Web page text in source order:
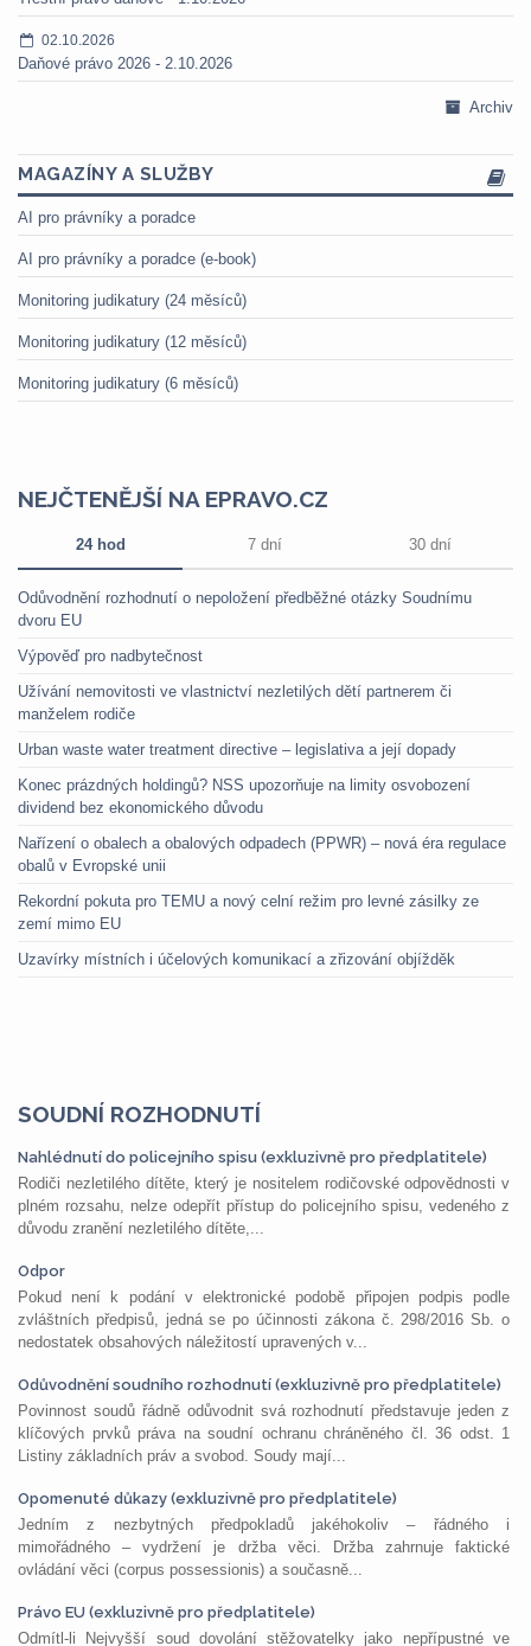
02.10.2026
Daňové právo 2026 - 2.10.2026
Archiv
MAGAZÍNY A SLUŽBY
AI pro právníky a poradce
AI pro právníky a poradce (e-book)
Monitoring judikatury (24 měsíců)
Monitoring judikatury (12 měsíců)
Monitoring judikatury (6 měsíců)
NEJČTENĚJŠÍ NA EPRAVO.CZ
24 hod 7 dní 30 dní
Odůvodnění rozhodnutí o nepoložení předběžné otázky Soudnímu
dvoru EU
Výpověď pro nadbytečnost
Užívání nemovitosti ve vlastnictví nezletilých dětí partnerem či
manželem rodiče
Urban waste water treatment directive – legislativa a její dopady
Konec prázdných holdingů? NSS upozorňuje na limity osvobození
dividend bez ekonomického důvodu
Nařízení o obalech a obalových odpadech (PPWR) – nová éra regulace
obalů v Evropské unii
Rekordní pokuta pro TEMU a nový celní režim pro levné zásilky ze
zemí mimo EU
Uzavírky místních i účelových komunikací a zřizování objížděk
SOUDNÍ ROZHODNUTÍ
Nahlédnutí do policejního spisu (exkluzivně pro předplatitele)
Rodiči nezletilého dítěte, který je nositelem rodičovské odpovědnosti v
plném rozsahu, nelze odepřít přístup do policejního spisu, vedeného z
důvodu zranění nezletilého dítěte,...
Odpor
Pokud není k podání v elektronické podobě připojen podpis podle
zvláštních předpisů, jedná se po účinnosti zákona č. 298/2016 Sb. o
nedostatek obsahových náležitostí upravených v...
Odůvodnění soudního rozhodnutí (exkluzivně pro předplatitele)
Povinnost soudů řádně odůvodnit svá rozhodnutí představuje jeden z
klíčových prvků práva na soudní ochranu chráněného čl. 36 odst. 1
Listiny základních práv a svobod. Soudy mají...
Opomenuté důkazy (exkluzivně pro předplatitele)
Jedním z nezbytných předpokladů jakéhokoliv – řádného i
mimořádného – vydržení je držba věci. Držba zahrnuje faktické
ovládání věci (corpus possessionis) a současně...
Právo EU (exkluzivně pro předplatitele)
Odmítl-li Nejvyšší soud dovolání stěžovatelky jako nepřípustné ve